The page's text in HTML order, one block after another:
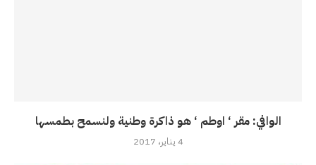
الوافي: مقر ‘ اوطم ‘ هو ذاكرة وطنية ولنسمح بطمسها
4 يناير، 2017